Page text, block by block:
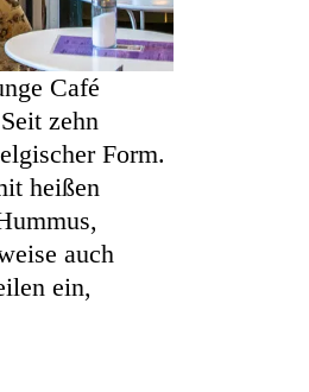
Café
zehn
Form.
heißen
auch
ein,